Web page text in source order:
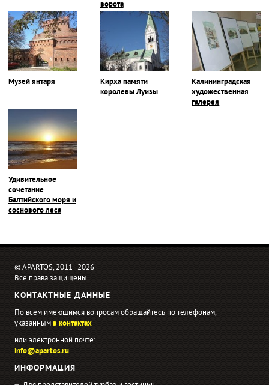
ворота
Музей янтаря
Кирха памяти
королевы Луизы
Калининградская
художественная
галерея
Удивительное
сочетание
Балтийского моря и
соснового леса
© APARTOS, 2011−2026
Все права защищены
КОНТАКТНЫЕ ДАННЫЕ
По всем имеющимся вопросам обращайтесь по телефонам,
указаннымв контактах
или электронной почте:
info@apartos.ru
ИНФОРМАЦИЯ